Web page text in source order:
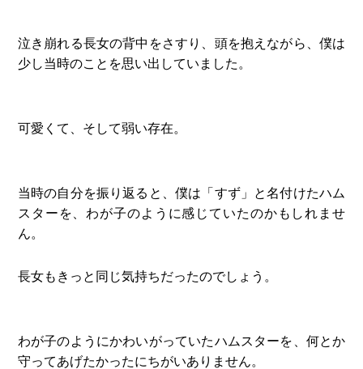
泣き崩れる長女の背中をさすり、頭を抱えながら、僕は
少し当時のことを思い出していました。
可愛くて、そして弱い存在。
当時の自分を振り返ると、僕は「すず」と名付けたハム
スターを、わが子のように感じていたのかもしれませ
ん。
長女もきっと同じ気持ちだったのでしょう。
わが子のようにかわいがっていたハムスターを、何とか
守ってあげたかったにちがいありません。